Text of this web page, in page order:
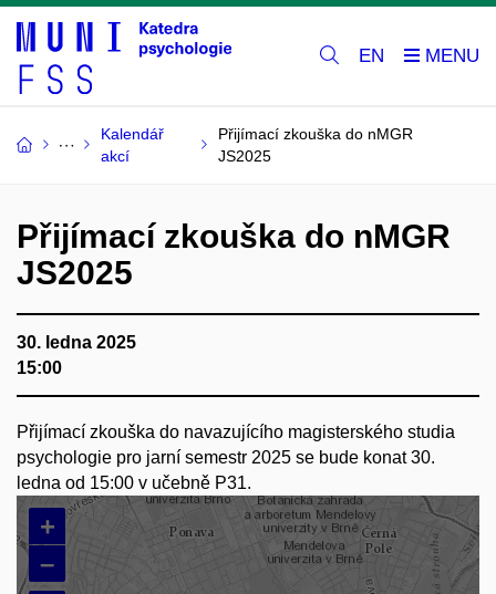
EN
Kalendář
akcí
Přijímací zkouška do nMGR
JS2025
Přijímací zkouška do nMGR
JS2025
30. ledna 2025
15:00
Přijímací zkouška do navazujícího magisterského studia
psychologie pro jarní semestr 2025 se bude konat 30.
ledna od 15:00 v učebně P31.
+
–